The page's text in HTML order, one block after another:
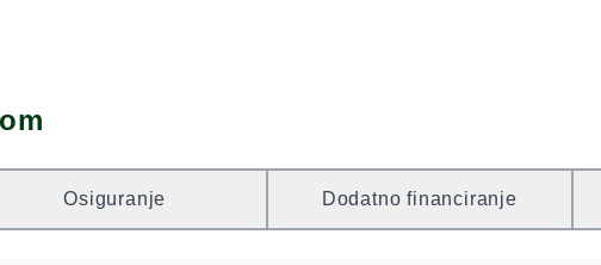
Osiguranje Dodatno financiranje